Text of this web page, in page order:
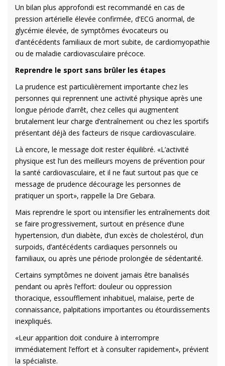
Un bilan plus approfondi est recommandé en cas de
pression artérielle élevée confirmée, d’ECG anormal, de
glycémie élevée, de symptômes évocateurs ou
d’antécédents familiaux de mort subite, de cardiomyopathie
ou de maladie cardiovasculaire précoce.
Reprendre le sport sans brûler les étapes
La prudence est particulièrement importante chez les
personnes qui reprennent une activité physique après une
longue période d’arrêt, chez celles qui augmentent
brutalement leur charge d’entraînement ou chez les sportifs
présentant déjà des facteurs de risque cardiovasculaire.
Là encore, le message doit rester équilibré. «L’activité
physique est l’un des meilleurs moyens de prévention pour
la santé cardiovasculaire, et il ne faut surtout pas que ce
message de prudence décourage les personnes de
pratiquer un sport», rappelle la Dre Gebara.
Mais reprendre le sport ou intensifier les entraînements doit
se faire progressivement, surtout en présence d’une
hypertension, d’un diabète, d’un excès de cholestérol, d’un
surpoids, d’antécédents cardiaques personnels ou
familiaux, ou après une période prolongée de sédentarité.
Certains symptômes ne doivent jamais être banalisés
pendant ou après l’effort: douleur ou oppression
thoracique, essoufflement inhabituel, malaise, perte de
connaissance, palpitations importantes ou étourdissements
inexpliqués.
«Leur apparition doit conduire à interrompre
immédiatement l’effort et à consulter rapidement», prévient
la spécialiste.